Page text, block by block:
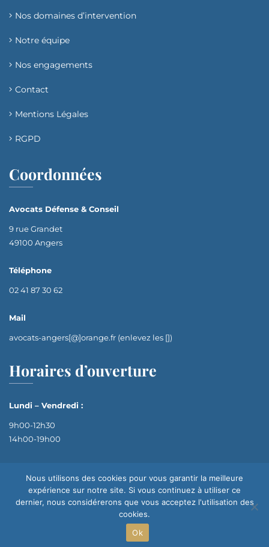
Nos domaines d’intervention​
Notre équipe
Nos engagements
Contact
Mentions Légales
RGPD
Coordonnées
Avocats Défense & Conseil
9 rue Grandet
49100 Angers
Téléphone
02 41 87 30 62
Mail
avocats-angers[@]orange.fr (enlevez les [])
Horaires d’ouverture
Lundi – Vendredi :
9h00-12h30
14h00-19h00
Nous utilisons des cookies pour vous garantir la meilleure
expérience sur notre site. Si vous continuez à utiliser ce
dernier, nous considérerons que vous acceptez l'utilisation des
cookies.
Ok
© 2024 Avocats Défense & Conseil | Tous